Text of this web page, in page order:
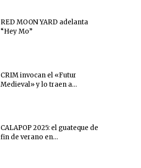
RED MOON YARD adelanta
“Hey Mo”
CRIM invocan el «Futur
Medieval» y lo traen a…
CALAPOP 2025: el guateque de
fin de verano en…